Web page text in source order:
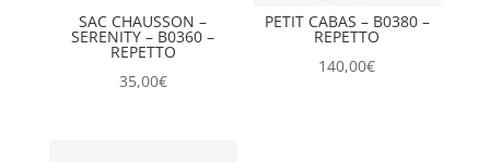
SAC CHAUSSON –
SERENITY – B0360 –
REPETTO
35,00€
PETIT CABAS – B0380 –
REPETTO
140,00€